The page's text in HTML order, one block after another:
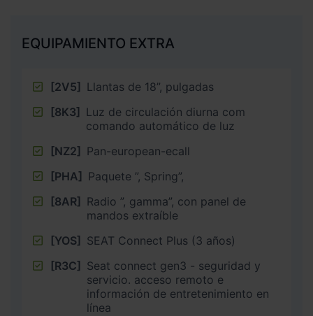
EQUIPAMIENTO EXTRA
[2V5]
Llantas de 18”, pulgadas
[8K3] Luz de circulación diurna com
comando automático de luz
[NZ2] Pan-european-ecall
[PHA] Paquete ”, Spring”,
[8AR] Radio ”, gamma”, con panel de
mandos extraíble
[YOS] SEAT Connect Plus (3 años)
[R3C] Seat connect gen3 - seguridad y
servicio. acceso remoto e
información de entretenimiento en
línea